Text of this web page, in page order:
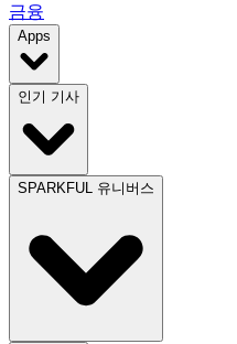
금융
Apps
인기 기사
SPARKFUL 유니버스